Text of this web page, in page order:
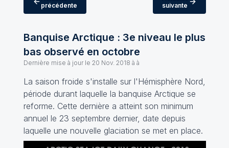
précédente
suivante
Banquise Arctique : 3e niveau le plus
bas observé en octobre
Dernière mise à jour le 20 Nov. 2018 à à
La saison froide s'installe sur l'Hémisphère Nord,
période durant laquelle la banquise Arctique se
reforme. Cette dernière a atteint son minimum
annuel le 23 septembre dernier, date depuis
laquelle une nouvelle glaciation se met en place.